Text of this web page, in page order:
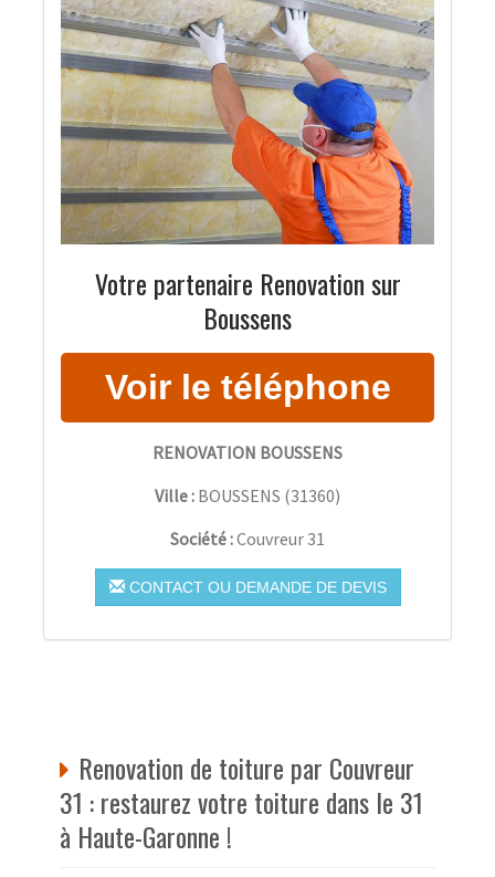
Votre partenaire Renovation sur
Boussens
RENOVATION BOUSSENS
Ville : BOUSSENS (31360)
Société :Couvreur 31
CONTACT OU DEMANDE DE DEVIS
Renovation de toiture par Couvreur
31 : restaurez votre toiture dans le 31
à Haute-Garonne !